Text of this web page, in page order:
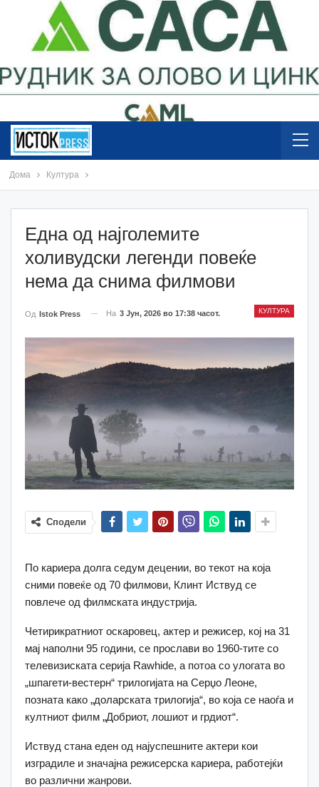
Дома Култура
Една од најголемите
холивудски легенди повеќе
нема да снима филмови
КУЛТУРА
Од Istok Press На 3 Јун, 2026 во 17:38 часот.
Сподели
По кариера долга седум децении, во текот на која
сними повеќе од 70 филмови, Клинт Иствуд се
повлече од филмската индустрија.
Четирикратниот оскаровец, актер и режисер, кој на 31
мај наполни 95 години, се прослави во 1960-тите со
телевизиската серија Rawhide, а потоа со улогата во
„шпагети-вестерн“ трилогијата на Серџо Леоне,
позната како „доларската трилогија“, во која се наоѓа и
култниот филм „Добриот, лошиот и грдиот“.
Иствуд стана еден од најуспешните актери кои
изградиле и значајна режисерска кариера, работејќи
во различни жанрови.